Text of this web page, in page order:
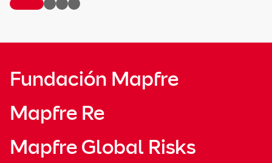
Fundación Mapfre
Mapfre Re
Mapfre Global Risks